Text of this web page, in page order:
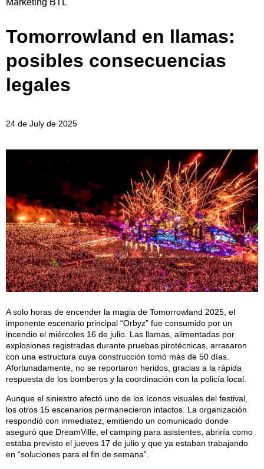
Tomorrowland en llamas:
posibles consecuencias
legales
24 de July de 2025
A solo horas de encender la magia de Tomorrowland 2025, el
imponente escenario principal “Orbyz” fue consumido por un
incendio el miércoles 16 de julio. Las llamas, alimentadas por
explosiones registradas durante pruebas pirotécnicas, arrasaron
con una estructura cuya construcción tomó más de 50 días.
Afortunadamente, no se reportaron heridos, gracias a la rápida
respuesta de los bomberos y la coordinación con la policía local.
Aunque el siniestro afectó uno de los íconos visuales del festival,
los otros 15 escenarios permanecieron intactos. La organización
respondió con inmediatez, emitiendo un comunicado donde
aseguró que DreamVille, el camping para asistentes, abriría como
estaba previsto el jueves 17 de julio y que ya estaban trabajando
en “soluciones para el fin de semana”.